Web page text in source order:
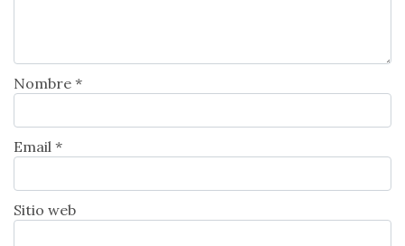
Nombre *
Email *
Sitio web